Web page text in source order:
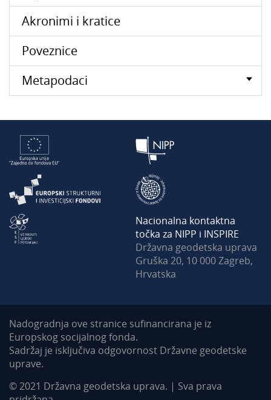
Akronimi i kratice
Poveznice
Metapodaci
Nacionalna kontaktna
točka za NIPP i INSPIRE
Državna geodetska uprava
Gruška 20, 10 000 Zagreb,
Hrvatska
Nadogradnja ove stranice sufinancirana je iz
Europskog socijalnog fonda.
Sadržaj je isključiva odgovornost Državne geodetske
uprave.
© 2021 Državna geodetska uprava. | Sva prava